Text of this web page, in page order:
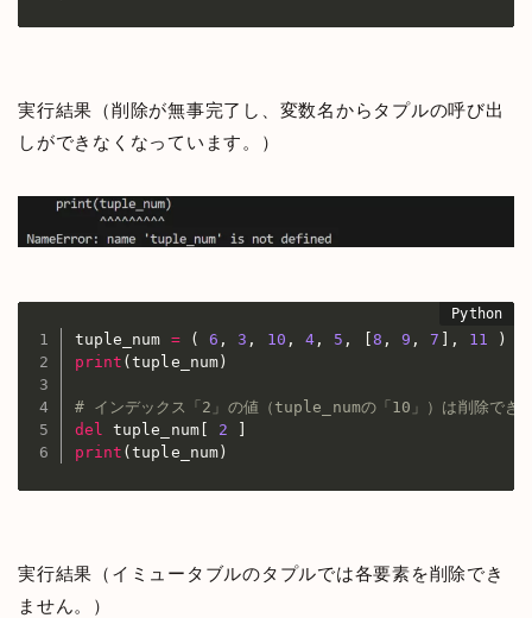
実行結果（削除が無事完了し、変数名からタプルの呼び出
しができなくなっています。）
tuple_num = ( 6 , 3 , 10 , 4 , 5 , 8 , 9 , 7 , 11
)
print (tuple_num )
# インデックス「2」の値（tuple_numの「10」）は削除でき
del tuple_num[ 2
print (tuple_num )
実行結果（イミュータブルのタプルでは各要素を削除でき
ません。）